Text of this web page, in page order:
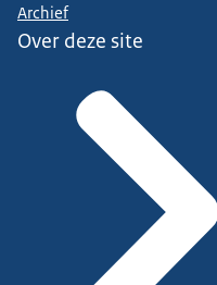
Archief
Over deze site